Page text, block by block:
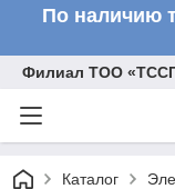
По наличию
Филиал ТОО «ТССП
Каталог